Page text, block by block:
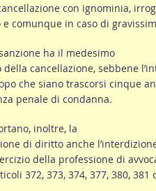
con ignominia,
comunque in caso di
ha il medesimo
della cancellazione, sebbene
che siano trascorsi cinque
penale di condanna.
inoltre, la
di diritto anche
della professione di
372, 373, 374, 377, 380, 381